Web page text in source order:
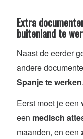
Extra
buitenland te
Naast de eerder
andere
Spanje te werken.
Eerst moet je een
een medisch
maanden, en een